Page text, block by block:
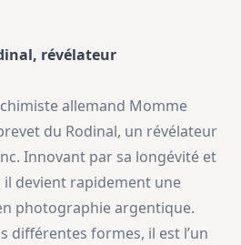
révélateur
allemand Momme
du Rodinal, un révélateur
Innovant par sa longévité et
il devient rapidement une
photographie argentique.
différentes formes, il est l’un